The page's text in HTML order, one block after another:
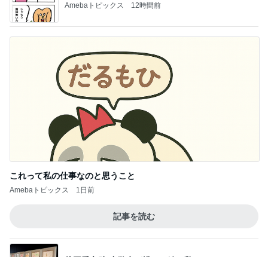
Amebaトピックス 12時間前
これって私の仕事なのと思うこと
Amebaトピックス 1日前
記事を読む